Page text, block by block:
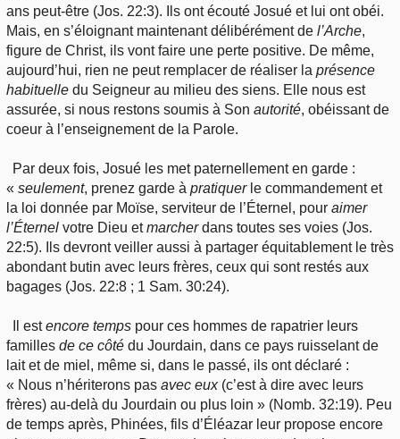
ans peut-être (Jos. 22:3). Ils ont écouté Josué et lui ont obéi.
Mais, en s’éloignant maintenant délibérément de l’Arche,
figure de Christ, ils vont faire une perte positive. De même,
aujourd’hui, rien ne peut remplacer de réaliser la présence
habituelle du Seigneur au milieu des siens. Elle nous est
assurée, si nous restons soumis à Son autorité, obéissant de
coeur à l’enseignement de la Parole.
Par deux fois, Josué les met paternellement en garde :
« seulement, prenez garde à pratiquerle commandement et
la loi donnée par Moïse, serviteur de l’Éternel, pour aimer
l’Éternel votre Dieu etmarcherdans toutes ses voies (Jos.
22:5). Ils devront veiller aussi à partager équitablement le très
abondant butin avec leurs frères, ceux qui sont restés aux
bagages (Jos. 22:8 ; 1 Sam. 30:24).
Il estencore temps pour ces hommes de rapatrier leurs
familles de ce côté du Jourdain, dans ce pays ruisselant de
lait et de miel, même si, dans le passé, ils ont déclaré :
« Nous n’hériterons pas avec eux(c’est à dire avec leurs
frères) au-delà du Jourdain ou plus loin » (Nomb. 32:19). Peu
de temps après, Phinées, fils d’Éléazar leur propose encore